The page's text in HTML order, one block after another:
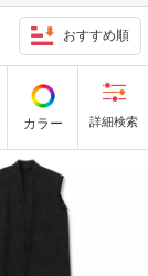
おすすめ順
カラー